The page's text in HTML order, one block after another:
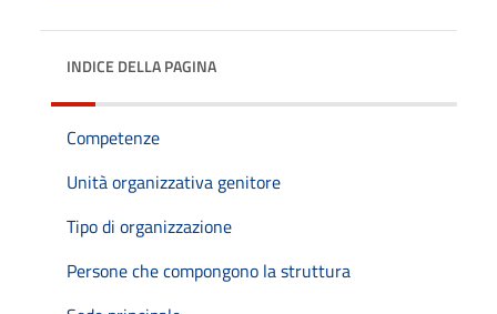
INDICE DELLA PAGINA
Competenze
Unità organizzativa genitore
Tipo di organizzazione
Persone che compongono la struttura